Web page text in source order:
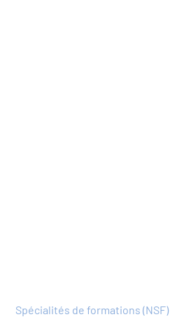
Spécialités de formations (NSF)